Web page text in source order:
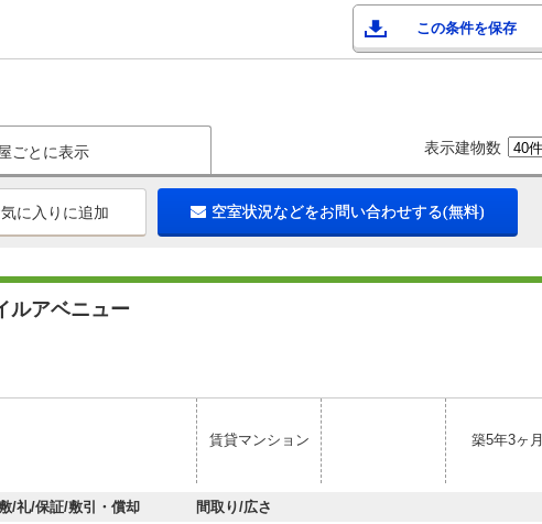
この条件を保存
ごとに表示 表示建物数
に入りに追加 空室状況などをお問い合わせする(無料)
ルアベニュー
賃貸マンション 築5年3ヶ月
/礼/保証/敷引・償却 間取り/広さ